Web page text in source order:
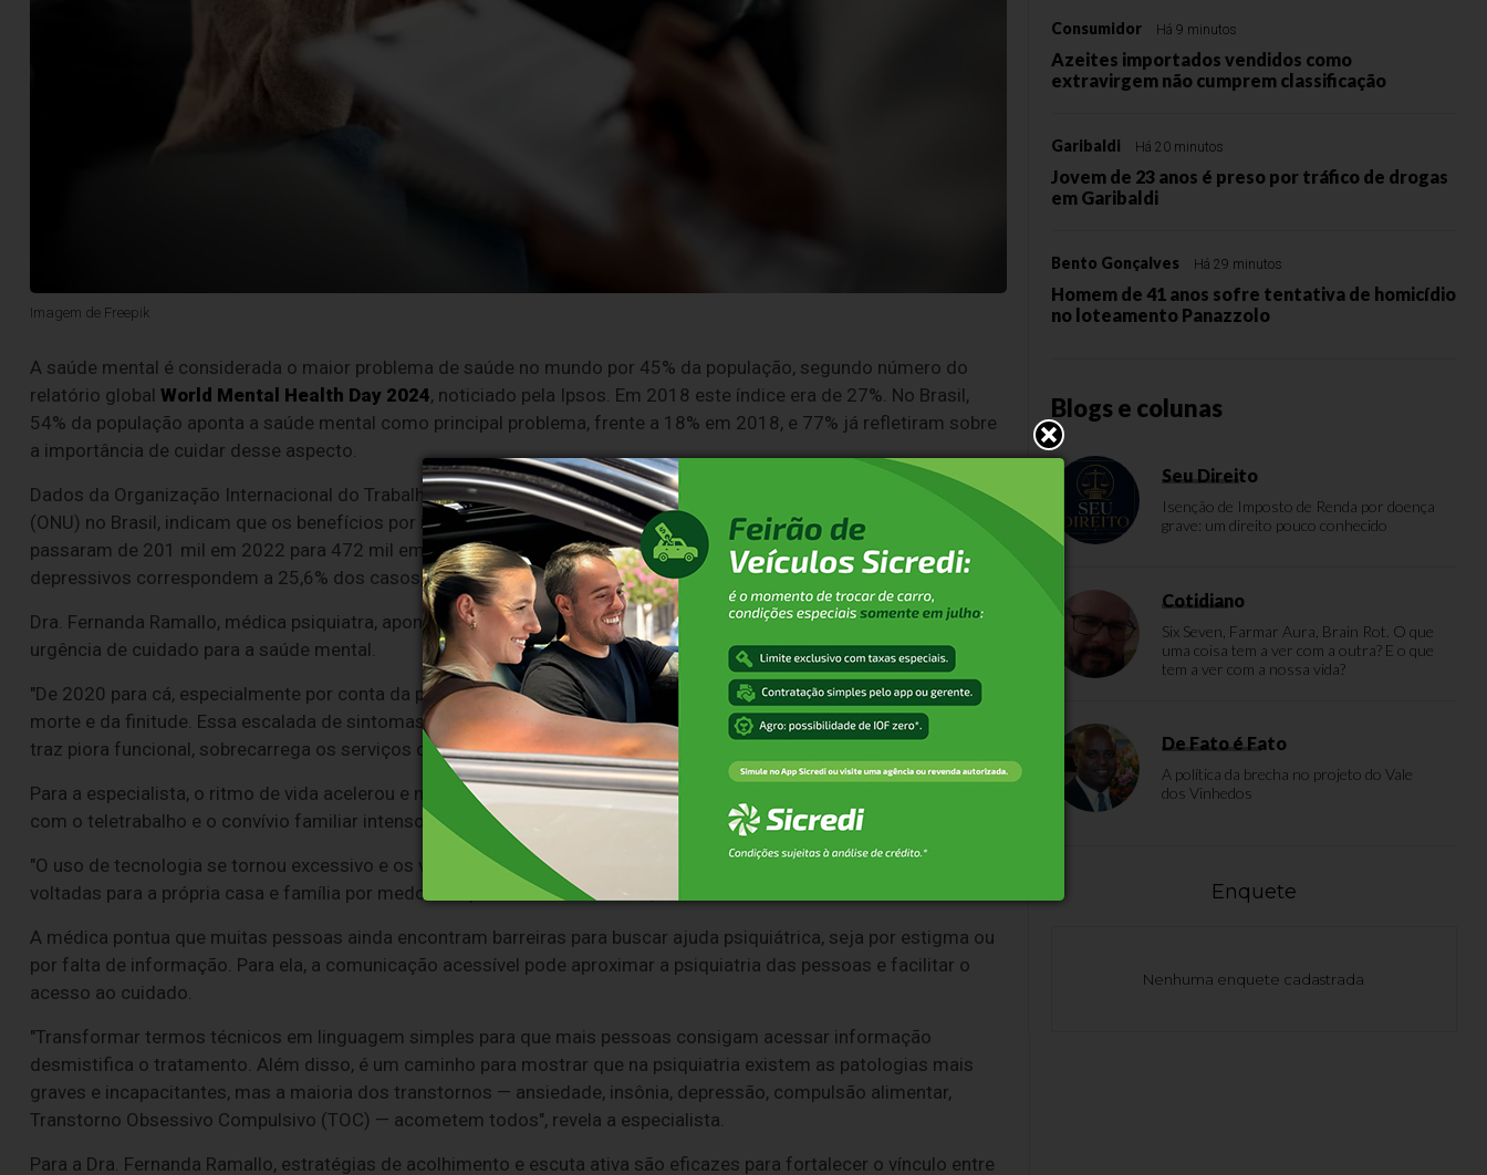
Imagem de Freepik
A saúde mental é considerada o maior problema de saúde no mundo por 45% da população, segundo número do
relatório global World Mental Health Day 2024, noticiado pela Ipsos. Em 2018 este índice era de 27%. No Brasil,
54% da população aponta a saúde mental como principal problema, frente a 18% em 2018, e 77% já refletiram sobre
a importância de cuidar desse aspecto.
Dados da Organização Internacional do Trabalho (OIT),divulgados pelo siteda Organização das Nações Unidas
(ONU) no Brasil, indicam que os benefícios por incapacidade temporária ligados à saúde mental no trabalho no país
passaram de 201 mil em 2022 para 472 mil em 2024. Entre os afastamentos de forma geral, os episódios
depressivos correspondem a 25,6% dos casos, a ansiedade a 20,9% e a depressão recorrente a 12%.
Dra. Fernanda Ramallo, médica psiquiatra, aponta fatores que explicam o crescimento dos transtornos mentais e a
urgência de cuidado para a saúde mental.
"De 2020 para cá, especialmente por conta da pandemia, houve um aumento no isolamento social e no medo da
morte e da finitude. Essa escalada de sintomas exige atenção urgente porque, sem tratamento, tende à cronicidade,
traz piora funcional, sobrecarrega os serviços de saúde e, no limite, eleva as taxas de suicídio", alerta.
Para a especialista, o ritmo de vida acelerou e muita gente perdeu a capacidade de estabelecer limites, sobretudo
com o teletrabalho e o convívio familiar intenso.
"O uso de tecnologia se tornou excessivo e os vínculos sociais se enfraqueceram. As pessoas ficaram retraídas,
voltadas para a própria casa e família por medo, e depois isso virou hábito", destaca.
A médica pontua que muitas pessoas ainda encontram barreiras para buscar ajuda psiquiátrica, seja por estigma ou
por falta de informação. Para ela, a comunicação acessível pode aproximar a psiquiatria das pessoas e facilitar o
acesso ao cuidado.
"Transformar termos técnicos em linguagem simples para que mais pessoas consigam acessar informação
desmistifica o tratamento. Além disso, é um caminho para mostrar que na psiquiatria existem as patologias mais
graves e incapacitantes, mas a maioria dos transtornos — ansiedade, insônia, depressão, compulsão alimentar,
Transtorno Obsessivo Compulsivo (TOC) — acometem todos", revela a especialista.
Para a Dra. Fernanda Ramallo, estratégias de acolhimento e escuta ativa são eficazes para fortalecer o vínculo entre
Consumidor Há 9 minutos
Azeites importados vendidos como
extravirgem não cumprem classificação
Garibaldi Há 20 minutos
Jovem de 23 anos é preso por tráfico de drogas
em Garibaldi
Bento Gonçalves Há 29 minutos
Homem de 41 anos sofre tentativa de homicídio
no loteamento Panazzolo
Blogs e colunas
Seu Direito
Isenção de Imposto de Renda por doença
grave: um direito pouco conhecido
Cotidiano
Six Seven, Farmar Aura, Brain Rot. O que
uma coisa tem a ver com a outra? E o que
tem a ver com a nossa vida?
De Fato é Fato
A política da brecha no projeto do Vale
dos Vinhedos
Enquete
Nenhuma enquete cadastrada